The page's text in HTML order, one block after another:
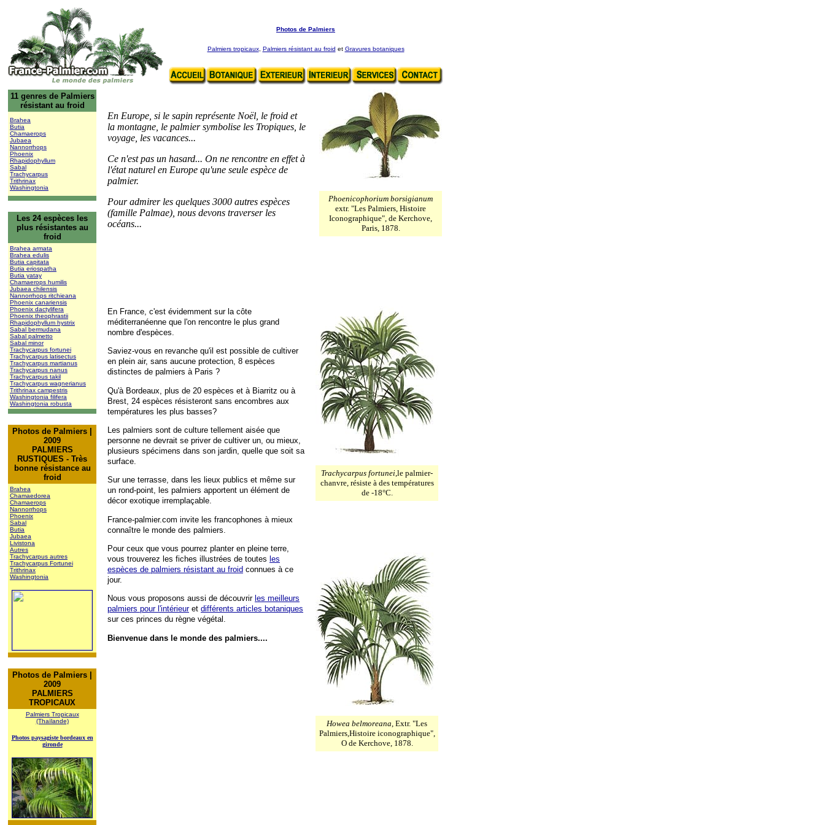
Photos de Palmiers
Palmiers tropicaux, Palmiers résistant au froid et Gravures botaniques
11 genres de Palmiers
résistant au froid
Brahea
Butia
Chamaerops
Jubaea
Nannorrhops
Phoenix
Rhapidophyllum
Sabal
Trachycarpus
Trithrinax
Washingtonia
Les 24 espèces les
plus résistantes au
froid
Brahea armata
Brahea edulis
Butia capitata
Butia eriospatha
Butia yatay
Chamaerops humilis
Jubaea chilensis
Nannorrhops ritchieana
Phoenix canariensis
Phoenix dactylifera
Phoenix theophrastii
Rhapidophyllum hystrix
Sabal bermudana
Sabal palmetto
Sabal minor
Trachycarpus fortunei
Trachycarpus latisectus
Trachycarpus martianus
Trachycarpus nanus
Trachycarpus takil
Trachycarpus wagnerianus
Trithrinax campestris
Washingtonia filifera
Washingtonia robusta
Photos de Palmiers |
2009
PALMIERS
RUSTIQUES - Très
bonne résistance au
froid
Brahea
Chamaedorea
Chamaerops
Nannorrhops
Phoenix
Sabal
Butia
Jubaea
Livistona
Autres
Trachycarpus autres
Trachycarpus Fortunei
Trithrinax
Washingtonia
Photos de Palmiers |
2009
PALMIERS
TROPICAUX
Palmiers Tropicaux
(Thaïlande)
Photos paysagiste bordeaux en
gironde
En Europe, si le sapin représente Noël, le froid et
la montagne, le palmier symbolise les Tropiques, le
voyage, les vacances...
Ce n'est pas un hasard... On ne rencontre en effet à
l'état naturel en Europe qu'une seule espèce de
palmier.
Pour admirer les quelques 3000 autres espèces
(famille Palmae), nous devons traverser les
océans...
Phoenicophorium borsigianum
extr. "Les Palmiers, Histoire
Iconographique", de Kerchove,
Paris, 1878.
En France, c'est évidemment sur la côte
méditerranéenne que l'on rencontre le plus grand
nombre d'espèces.
Saviez-vous en revanche qu'il est possible de cultiver
en plein air, sans aucune protection, 8 espèces
distinctes de palmiers à Paris ?
Qu'à Bordeaux, plus de 20 espèces et à Biarritz ou à
Brest, 24 espèces résisteront sans encombres aux
températures les plus basses?
Les palmiers sont de culture tellement aisée que
personne ne devrait se priver de cultiver un, ou mieux,
plusieurs spécimens dans son jardin, quelle que soit sa
surface.
Sur une terrasse, dans les lieux publics et même sur
un rond-point, les palmiers apportent un élément de
décor exotique irremplaçable.
France-palmier.com invite les francophones à mieux
connaître le monde des palmiers.
Pour ceux que vous pourrez planter en pleine terre,
vous trouverez les fiches illustrées de toutes les
espèces de palmiers résistant au froid connues à ce
jour.
Nous vous proposons aussi de découvrir les meilleurs
palmiers pour l'intérieuret différents articles botaniques
sur ces princes du règne végétal.
Bienvenue dans le monde des palmiers....
Trachycarpus fortunei,le palmier-
chanvre, résiste à des températures
de -18°C.
Howea belmoreana, Extr. "Les
Palmiers,Histoire iconographique",
O de Kerchove, 1878.